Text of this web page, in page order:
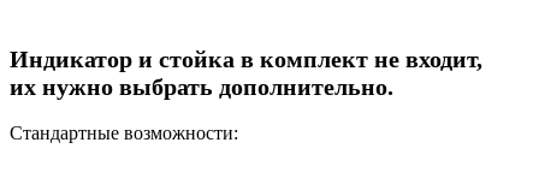
Индикатор и стойка в комплект не входит,
их нужно выбрать дополнительно.
Стандартные возможности: